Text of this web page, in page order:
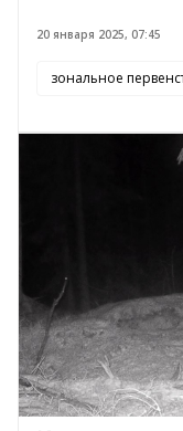
20 января 2025, 07:45
зональное